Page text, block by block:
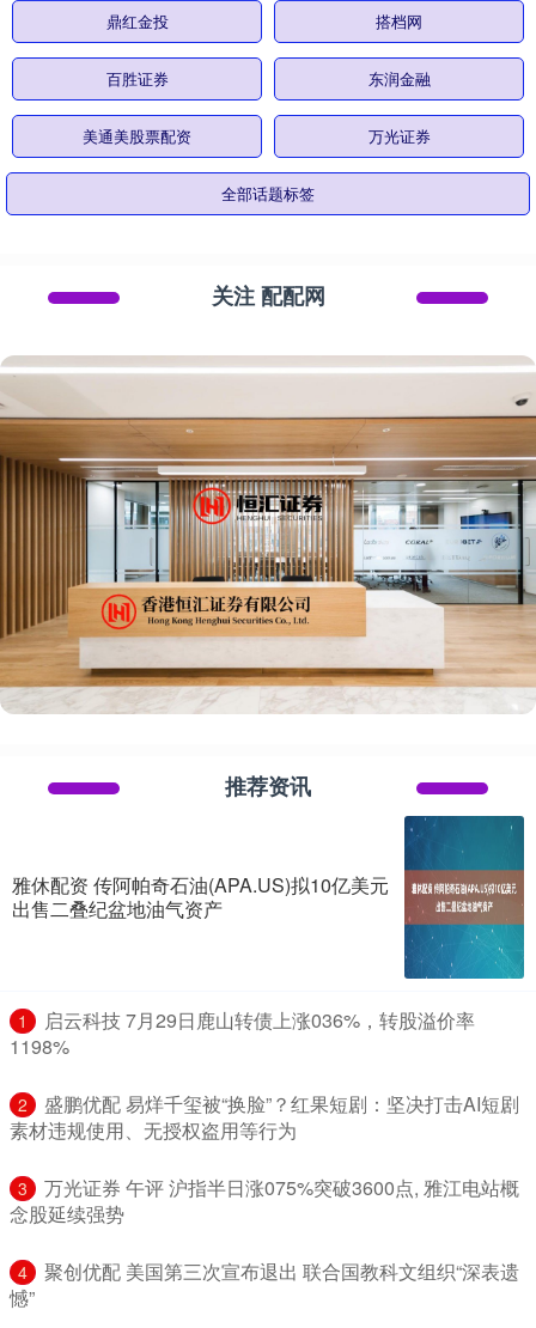
鼎红金投 搭档网
百胜证券 东润金融
美通美股票配资 万光证券
全部话题标签
关注 配配网
推荐资讯
雅休配资 传阿帕奇石油(APA.US)拟10亿美元
出售二叠纪盆地油气资产
1
​启云科技 7月29日鹿山转债上涨036%，转股溢价率
1198%
2
​盛鹏优配 易烊千玺被“换脸”？红果短剧：坚决打击AI短剧
素材违规使用、无授权盗用等行为
3
​万光证券 午评 沪指半日涨075%突破3600点, 雅江电站概
念股延续强势
4
​聚创优配 美国第三次宣布退出 联合国教科文组织“深表遗
憾”